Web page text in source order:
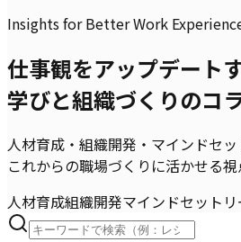
Insights for Better Work
仕事観をアップデートす
学びと組織づくりのコラ
人材育成・組織開発・マインドセッ
これからの職場づくりに活かせる
人材育成組織開発マインドセット